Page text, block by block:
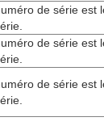
de série est
de série est
de série est